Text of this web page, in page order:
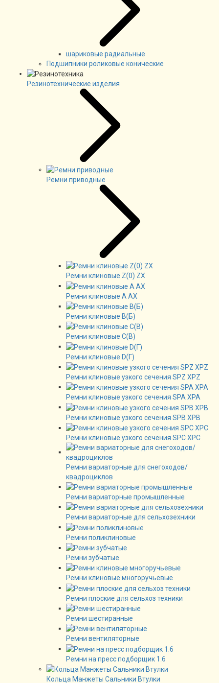
шариковые радиальные
Подшипники роликовые конические
Резинотехнические изделия
Ремни приводные
Ремни клиновые Z(0) ZX
Ремни клиновые А AX
Ремни клиновые В(Б)
Ремни клиновые C(B)
Ремни клиновые D(Г)
Ремни клиновые узкого сечения SPZ XPZ
Ремни клиновые узкого сечения SPA XPA
Ремни клиновые узкого сечения SPB XPB
Ремни клиновые узкого сечения SPC XPC
Ремни вариаторные для снегоходов/
квадроциклов
Ремни вариаторные промышленные
Ремни вариаторные для сельхозехники
Ремни поликлиновые
Ремни зубчатые
Ремни клиновые многоручьевые
Ремни плоские для сельхоз техники
Ремни шестиранные
Ремни вентиляторные
Ремни на пресс подборщик 1.6
Кольца Манжеты Сальники Втулки